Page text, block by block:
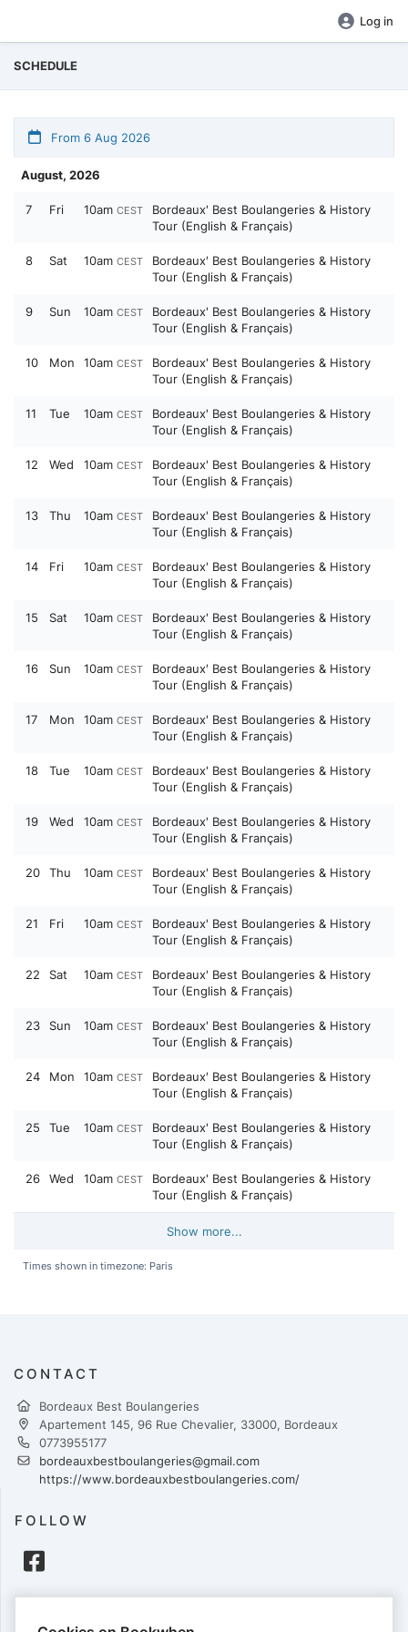
Log in
SCHEDULE
From 6 Aug 2026
August, 2026
7 Fri 10am CEST
Bordeaux' Best Boulangeries & History
Tour (English & Français)
8 Sat 10am CEST
Bordeaux' Best Boulangeries & History
Tour (English & Français)
9 Sun 10am CEST
Bordeaux' Best Boulangeries & History
Tour (English & Français)
10 Mon 10am CEST
Bordeaux' Best Boulangeries & History
Tour (English & Français)
11 Tue 10am CEST
Bordeaux' Best Boulangeries & History
Tour (English & Français)
12 Wed 10am CEST
Bordeaux' Best Boulangeries & History
Tour (English & Français)
13 Thu 10am CEST
Bordeaux' Best Boulangeries & History
Tour (English & Français)
14 Fri 10am CEST
Bordeaux' Best Boulangeries & History
Tour (English & Français)
15 Sat 10am CEST
Bordeaux' Best Boulangeries & History
Tour (English & Français)
16 Sun 10am CEST
Bordeaux' Best Boulangeries & History
Tour (English & Français)
17 Mon 10am CEST
Bordeaux' Best Boulangeries & History
Tour (English & Français)
18 Tue 10am CEST
Bordeaux' Best Boulangeries & History
Tour (English & Français)
19 Wed 10am CEST
Bordeaux' Best Boulangeries & History
Tour (English & Français)
20 Thu 10am CEST
Bordeaux' Best Boulangeries & History
Tour (English & Français)
21 Fri 10am CEST
Bordeaux' Best Boulangeries & History
Tour (English & Français)
22 Sat 10am CEST
Bordeaux' Best Boulangeries & History
Tour (English & Français)
23 Sun 10am CEST
Bordeaux' Best Boulangeries & History
Tour (English & Français)
24 Mon 10am CEST
Bordeaux' Best Boulangeries & History
Tour (English & Français)
25 Tue 10am CEST
Bordeaux' Best Boulangeries & History
Tour (English & Français)
26 Wed 10am CEST
Bordeaux' Best Boulangeries & History
Tour (English & Français)
Show more...
Times shown in timezone: Paris
CONTACT
Bordeaux Best Boulangeries
Apartement 145, 96 Rue Chevalier, 33000, Bordeaux
0773955177
bordeauxbestboulangeries@gmail.com
https://www.bordeauxbestboulangeries.com/
FOLLOW